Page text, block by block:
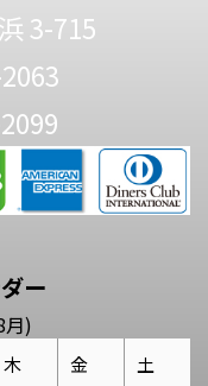
3-715
ー
)
木 金 土